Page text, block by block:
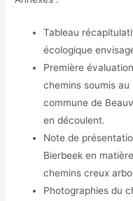
Tableau
écologique
Première
chemins soumis au
commune de
en découlent.
Note de
Bierbeek en
chemins creux
Photographies du